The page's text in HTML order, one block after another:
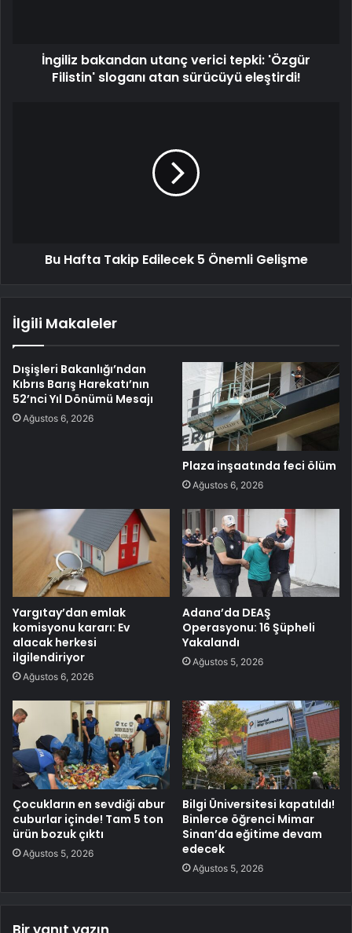
İngiliz bakandan utanç verici tepki: 'Özgür
Filistin' sloganı atan sürücüyü eleştirdi!
Bu Hafta Takip Edilecek 5 Önemli Gelişme
İlgili Makaleler
Dışişleri Bakanlığı’ndan
Kıbrıs Barış Harekatı’nın
52’nci Yıl Dönümü Mesajı
Ağustos 6, 2026
Plaza inşaatında feci ölüm
Ağustos 6, 2026
Yargıtay’dan emlak
komisyonu kararı: Ev
alacak herkesi
ilgilendiriyor
Ağustos 6, 2026
Adana’da DEAŞ
Operasyonu: 16 Şüpheli
Yakalandı
Ağustos 5, 2026
Çocukların en sevdiği abur
cuburlar içinde! Tam 5 ton
ürün bozuk çıktı
Ağustos 5, 2026
Bilgi Üniversitesi kapatıldı!
Binlerce öğrenci Mimar
Sinan’da eğitime devam
edecek
Ağustos 5, 2026